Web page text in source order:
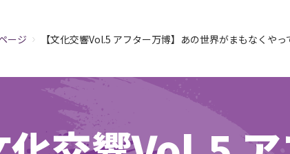
ージ 【文化交響Vol.5 アフター万博】あの世界がまもなくや